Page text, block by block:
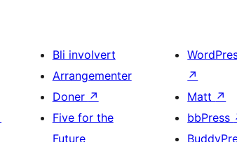
Bli involvert
Arrangementer
Doner ↗
Five for the
Future
↗
Matt ↗
bbPress